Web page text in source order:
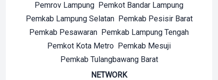
Pemrov Lampung Pemkot Bandar Lampung
Pemkab Lampung Selatan Pemkab Pesisir Barat
Pemkab Pesawaran Pemkab Lampung Tengah
Pemkot Kota Metro Pemkab Mesuji
Pemkab Tulangbawang Barat
NETWORK